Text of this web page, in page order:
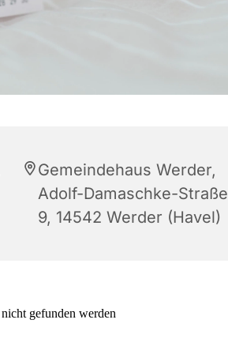
Gemeindehaus Werder,
Adolf-Damaschke-Straße
9, 14542 Werder (Havel)